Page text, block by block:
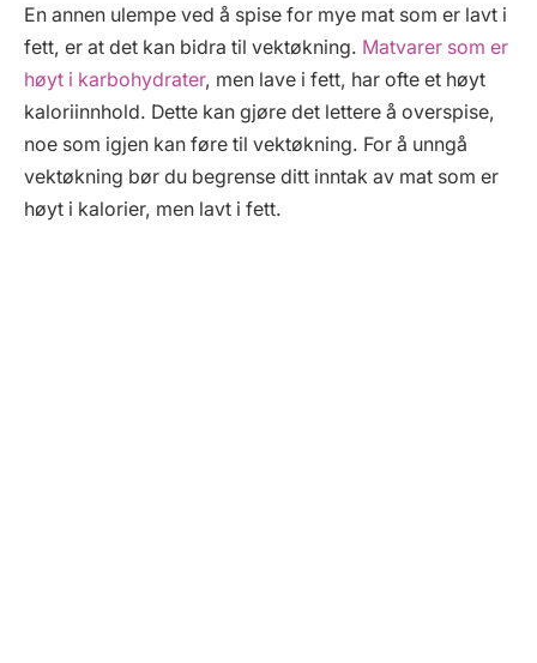
En annen ulempe ved å spise for mye mat som er lavt i
fett, er at det kan bidra til vektøkning. Matvarer som er
høyt i karbohydrater, men lave i fett, har ofte et høyt
kaloriinnhold. Dette kan gjøre det lettere å overspise,
noe som igjen kan føre til vektøkning. For å unngå
vektøkning bør du begrense ditt inntak av mat som er
høyt i kalorier, men lavt i fett.